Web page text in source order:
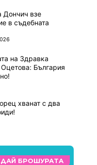
Дончич взе
в съдебната
на Здравка
България
хванат с два
БРОШУРАТА